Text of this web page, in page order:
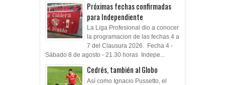
Próximas fechas confirmadas
para Independiente
La Liga Profesional dio a conocer
la programacion de las fechas 4 a
7 del Clausura 2026. Fecha 4 -
Sábado 8 de agosto - 21.30 horas Indepe...
Cedrés, también al Globo
Así como Ignacio Pussetto, el